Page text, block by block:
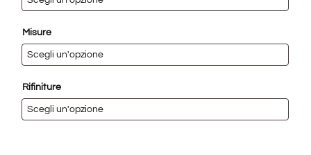
Misure
Rifiniture